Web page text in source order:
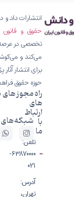
انتشارات داد
حقوق و قانون
تخصصی در
می‌کند و
برای انتشار
حوزه حقوق
راه
های
ارتباط
با
ما
تلفن:
63870000-
021
آدرس:
تهران،
مجوز های
شبکه‌های